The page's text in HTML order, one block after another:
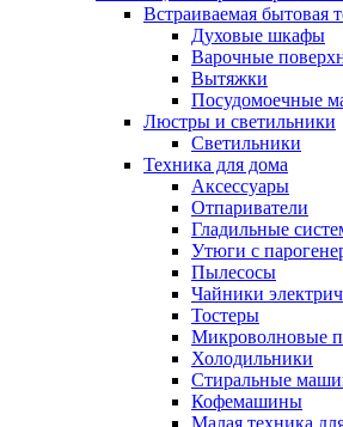
Встраиваемая бытовая
Духовые шкафы
Варочные
Вытяжки
Посудомоечные
Люстры и светильники
Светильники
Техника для дома
Аксессуары
Отпариватели
Гладильные
Утюги с
Пылесосы
Чайники
Тостеры
Микроволновые
Холодильники
Стиральные
Кофемашины
Малая техника